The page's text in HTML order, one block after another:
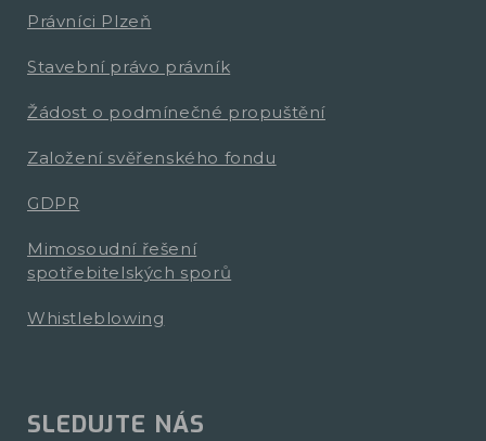
Právníci Plzeň
Stavební právo právník
Žádost o podmínečné propuštění
Založení svěřenského fondu
GDPR
Mimosoudní řešení
spotřebitelských sporů
Whistleblowing
SLEDUJTE NÁS